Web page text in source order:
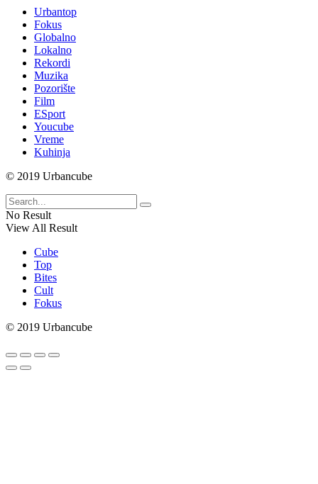
Urbantop
Fokus
Globalno
Lokalno
Rekordi
Muzika
Pozorište
Film
ESport
Youcube
Vreme
Kuhinja
© 2019 Urbancube
No Result
View All Result
Cube
Top
Bites
Cult
Fokus
© 2019 Urbancube